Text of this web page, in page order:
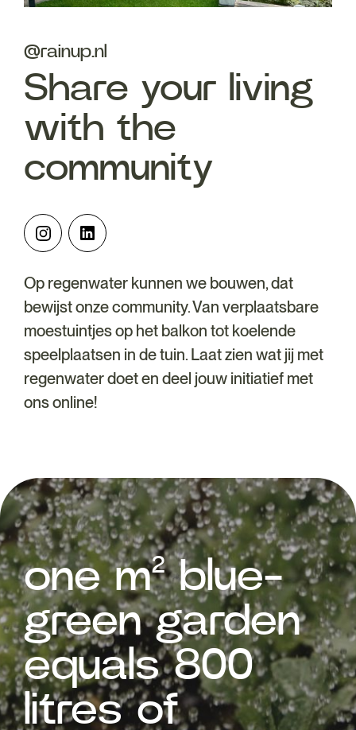
@rainup.nl
Share your living
with the
community
Op regenwater kunnen we bouwen, dat
bewijst onze community. Van verplaatsbare
moestuintjes op het balkon tot koelende
speelplaatsen in de tuin. Laat zien wat jij met
regenwater doet en deel jouw initiatief met
ons online!
one m² blue-
green garden
equals 800
litres of